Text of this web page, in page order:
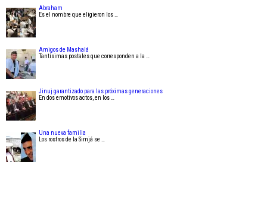
Abraham
Es el nombre que eligieron los …
Amigos de Mashalá
Tantísimas postales que corresponden a la …
Jinuj garantizado para las próximas generaciones
En dos emotivos actos, en los …
Una nueva familia
Los rostros de la Simjá se …